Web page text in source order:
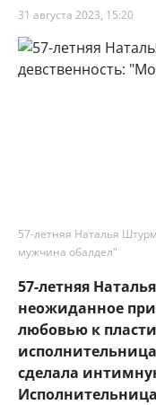
31 августа 2023, 15:20
57-летняя Наталья
мужчина обалдел"
57-летняя
неожиданное
любовью к
сделала